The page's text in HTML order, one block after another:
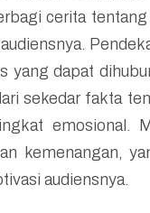
cerita
yang dapat
sekedar fakta
emosional.
kemenangan,
audiensnya.